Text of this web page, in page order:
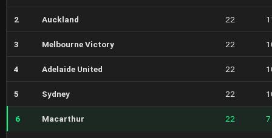
2 Auckland 22
3 Melbourne Victory 22
4 Adelaide United 22
5 Sydney 22
6 Macarthur 22 7